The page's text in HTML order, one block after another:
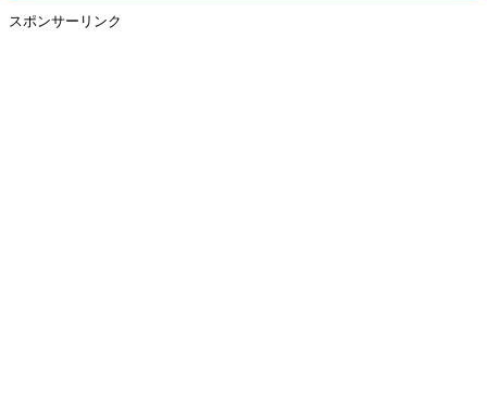
スポンサーリンク